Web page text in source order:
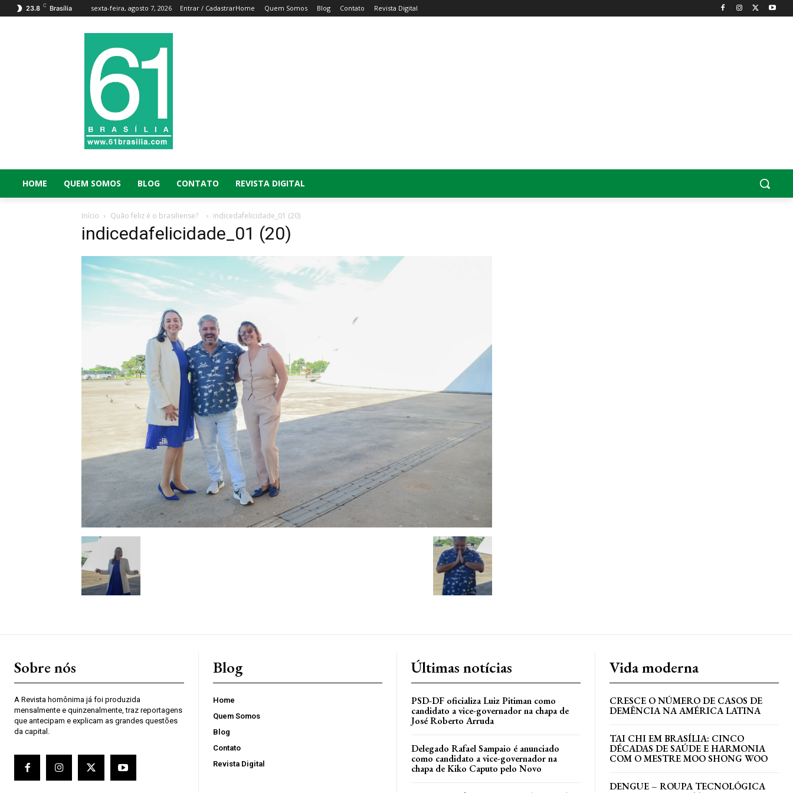
23.8 C Brasília sexta-feira, agosto 7, 2026 Entrar / CadastrarHome Quem Somos Blog Contato Revista Digital
HOME QUEM SOMOS BLOG CONTATO REVISTA DIGITAL
Início Quão feliz é o brasiliense? indicedafelicidade_01 (20)
indicedafelicidade_01 (20)
Sobre nós
A Revista homônima já foi produzida
mensalmente e quinzenalmente, traz reportagens
que antecipam e explicam as grandes questões
da capital.
Blog
Home
Quem Somos
Blog
Contato
Revista Digital
Últimas notícias
PSD-DF oficializa Luiz Pitiman como
candidato a vice-governador na chapa de
José Roberto Arruda
Delegado Rafael Sampaio é anunciado
como candidato a vice-governador na
chapa de Kiko Caputo pelo Novo
Vida moderna
CRESCE O NÚMERO DE CASOS DE
DEMÊNCIA NA AMÉRICA LATINA
TAI CHI EM BRASÍLIA: CINCO
DÉCADAS DE SAÚDE E HARMONIA
COM O MESTRE MOO SHONG WOO
DENGUE – ROUPA TECNOLÓGICA